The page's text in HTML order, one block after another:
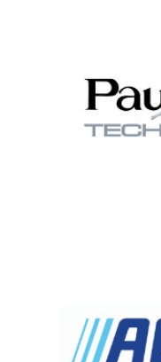
PAUL
Paul Boyé, fabricant
d'équipements de
Denjean Logistique